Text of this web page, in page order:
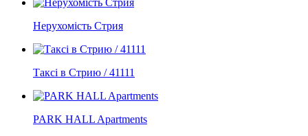
Нерухомість Стрия
Таксі в Стрию / 41111
PARK HALL Apartments